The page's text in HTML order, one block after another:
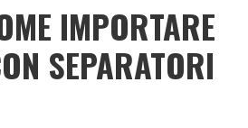
IMPORTARE
SEPARATORI